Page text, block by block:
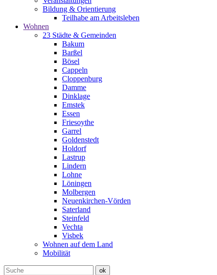
Bildung & Orientierung
Teilhabe am Arbeitsleben
Wohnen
23 Städte & Gemeinden
Bakum
Barßel
Bösel
Cappeln
Cloppenburg
Damme
Dinklage
Emstek
Essen
Friesoythe
Garrel
Goldenstedt
Holdorf
Lastrup
Lindern
Lohne
Löningen
Molbergen
Neuenkirchen-Vörden
Saterland
Steinfeld
Vechta
Visbek
Wohnen auf dem Land
Mobilität